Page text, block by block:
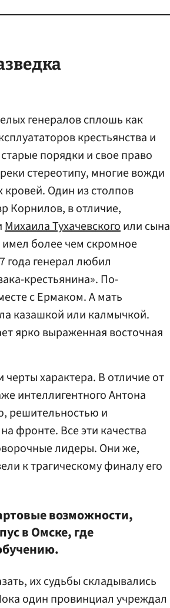
генералов сплошь как
крестьянства и
порядки и свое право
стереотипу, многие вожди
Один из столпов
Корнилов, в отличие,
Михаила Тухачевскогоили сына
имел более чем скромное
генерал любил
крестьянина». По-
с Ермаком. А мать
казашкой или калмычкой.
ярко выраженная восточная
характера. В отличие от
интеллигентного Антона
решительностью и
фронте. Все эти качества
лидеры. Они же,
к трагическому финалу его
возможности,
в Омске, где
их судьбы складывались
один провинциал учреждал